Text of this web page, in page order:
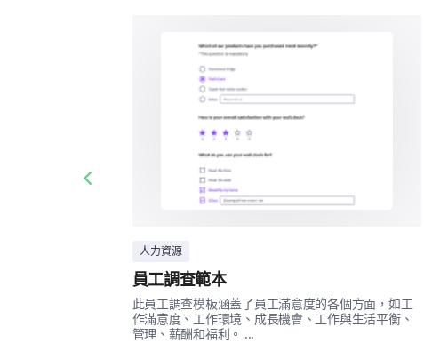
人力資源
員工調查範本
此員工調查模板涵蓋了員工滿意度的各個方面，如工
作滿意度、工作環境、成長機會、工作與生活平衡、
管理、薪酬和福利。 ...
Previous slide